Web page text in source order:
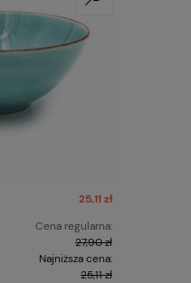
25,11 zł
Cena regularna:
27,90 zł
Najniższa cena:
25,11 zł